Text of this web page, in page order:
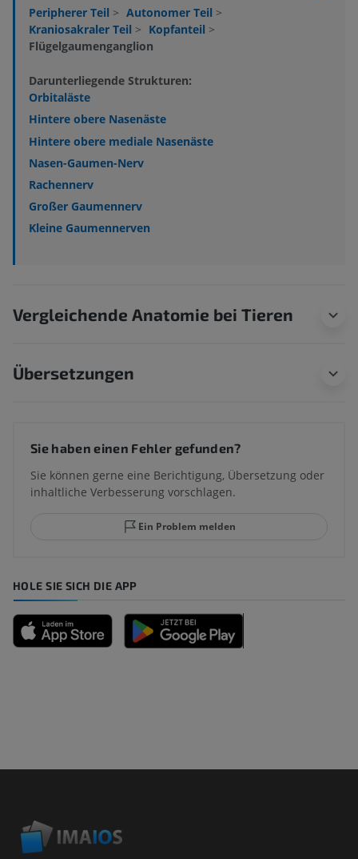
Peripherer Teil > Autonomer Teil >
Kraniosakraler Teil > Kopfanteil >
Flügelgaumenganglion
Darunterliegende Strukturen:
Orbitaläste
Hintere obere Nasenäste
Hintere obere mediale Nasenäste
Nasen-Gaumen-Nerv
Rachennerv
Großer Gaumennerv
Kleine Gaumennerven
Vergleichende Anatomie bei Tieren
Übersetzungen
Sie haben einen Fehler gefunden?
Sie können gerne eine Berichtigung, Übersetzung oder
inhaltliche Verbesserung vorschlagen.
Ein Problem melden
HOLE SIE SICH DIE APP